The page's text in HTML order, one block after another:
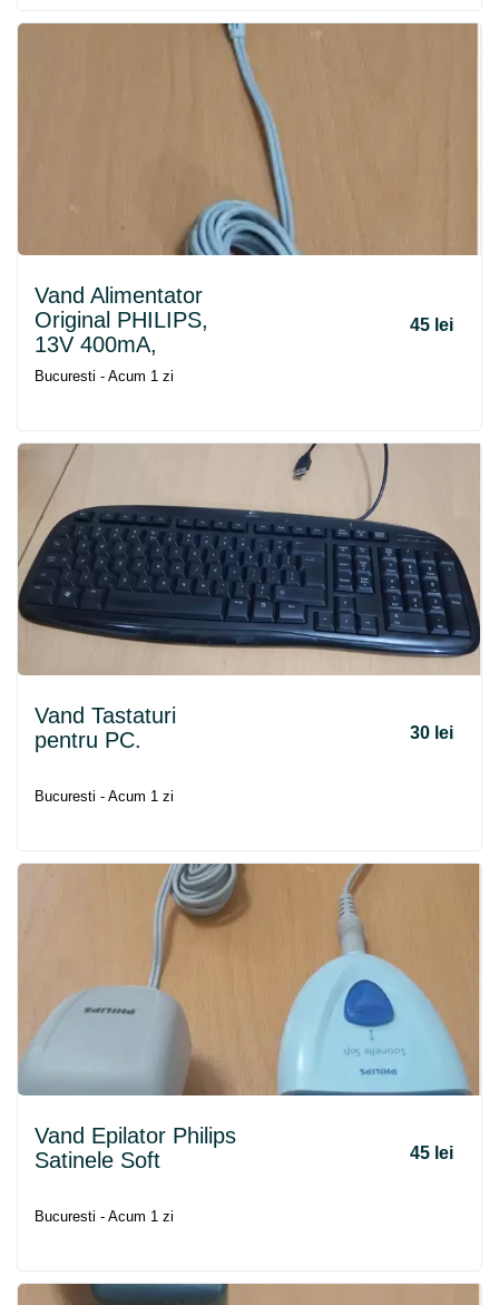
Vand Alimentator
Original PHILIPS,
13V 400mA,
45 lei
Bucuresti - Acum 1 zi
Vand Tastaturi
pentru PC.
30 lei
Bucuresti - Acum 1 zi
Vand Epilator Philips
Satinele Soft
45 lei
Bucuresti - Acum 1 zi